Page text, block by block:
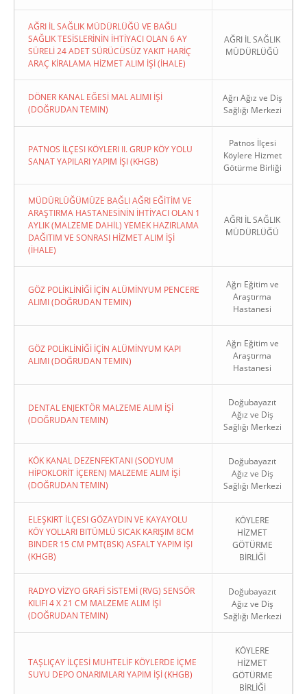
AĞRI İL SAĞLIK MÜDÜRLÜĞÜ VE BAĞLI
SAĞLIK TESİSLERİNİN İHTİYACI OLAN 6 AY
SÜRELİ 24 ADET SÜRÜCÜSÜZ YAKIT HARİÇ
ARAÇ KİRALAMA HİZMET ALIM İŞİ (İHALE)
AĞRI İL SAĞLIK
MÜDÜRLÜĞÜ
DÖNER KANAL EĞESİ MAL ALIMI İŞİ
(DOĞRUDAN TEMIN)
Ağrı Ağız ve Diş
Sağlığı Merkezi
PATNOS İLÇESI KÖYLERI II. GRUP KÖY YOLU
SANAT YAPILARI YAPIM İŞI (KHGB)
Patnos İlçesi
Köylere Hizmet
Götürme Birliği
MÜDÜRLÜĞÜMÜZE BAĞLI AĞRI EĞİTİM VE
ARAŞTIRMA HASTANESİNİN İHTİYACI OLAN 1
AYLIK (MALZEME DAHİL) YEMEK HAZIRLAMA
DAĞITIM VE SONRASI HİZMET ALIM İŞİ
(İHALE)
AĞRI İL SAĞLIK
MÜDÜRLÜĞÜ
GÖZ POLİKLİNİĞİ İÇİN ALÜMİNYUM PENCERE
ALIMI (DOĞRUDAN TEMIN)
Ağrı Eğitim ve
Araştırma
Hastanesi
GÖZ POLİKLİNİĞİ İÇİN ALÜMİNYUM KAPI
ALIMI (DOĞRUDAN TEMIN)
Ağrı Eğitim ve
Araştırma
Hastanesi
DENTAL ENJEKTÖR MALZEME ALIM İŞİ
(DOĞRUDAN TEMIN)
Doğubayazıt
Ağız ve Diş
Sağlığı Merkezi
KÖK KANAL DEZENFEKTANI (SODYUM
HİPOKLORİT İÇEREN) MALZEME ALIM İŞİ
(DOĞRUDAN TEMIN)
Doğubayazıt
Ağız ve Diş
Sağlığı Merkezi
ELEŞKIRT İLÇESI GÖZAYDIN VE KAYAYOLU
KÖY YOLLARI BITÜMLÜ SICAK KARIŞIM 8CM
BINDER 15 CM PMT(BSK) ASFALT YAPIM İŞI
(KHGB)
KÖYLERE
HİZMET
GÖTÜRME
BİRLİĞİ
RADYO VİZYO GRAFİ SİSTEMİ (RVG) SENSÖR
KILIFI 4 X 21 CM MALZEME ALIM İŞİ
(DOĞRUDAN TEMIN)
Doğubayazıt
Ağız ve Diş
Sağlığı Merkezi
TAŞLIÇAY İLÇESİ MUHTELİF KÖYLERDE İÇME
SUYU DEPO ONARIMLARI YAPIM İŞİ (KHGB)
KÖYLERE
HİZMET
GÖTÜRME
BİRLİĞİ